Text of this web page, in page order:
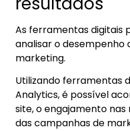
As ferramentas digitais
analisar o desempenho
marketing.
Utilizando ferramentas
Analytics, é possível
site, o engajamento nas
das campanhas de